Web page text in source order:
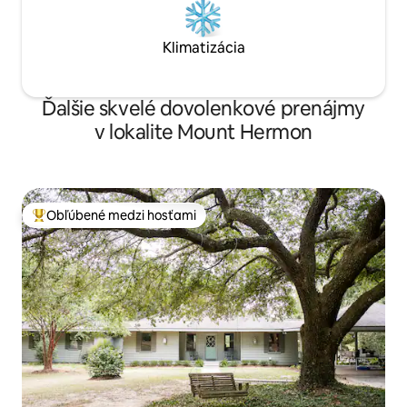
Klimatizácia
Ďalšie skvelé dovolenkové prenájmy
v lokalite Mount Hermon
Najobľúbenejšie medzi hosťami
Obľúbené medzi hosťami